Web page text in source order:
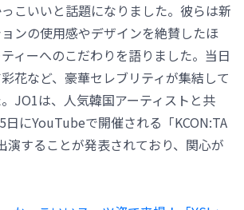
こいいと話題になりました。彼らは新
ンの使用感やデザインを絶賛したほ
ィーへのこだわりを語りました。当日
花など、豪華セレブリティが集結して
JO1は、人気韓国アーティストと共
日にYouTubeで開催される「KCON:TA
演することが発表されており、関心が